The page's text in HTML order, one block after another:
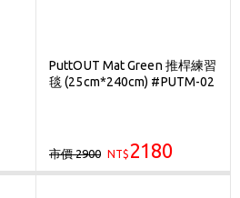
PuttOUT Mat Green 推桿練習
毯 (25cm*240cm) #PUTM-02
市價 2900 NT$ 2180